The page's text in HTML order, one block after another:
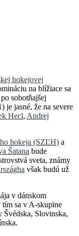
hokejovej
na blížiace sa
sobotňajšej
je jasné, že na severe
Hecl, Andrej
hokeja (SZĽH) a
Šatana bude
sveta, známy
však budú už
v dánskom
tím sa v A-skupine
Švédska, Slovinska,